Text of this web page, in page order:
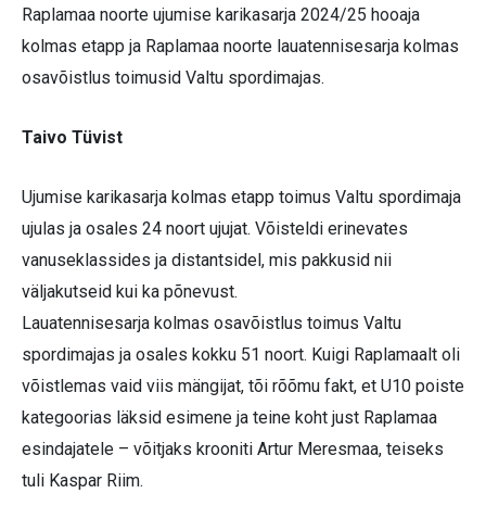
Raplamaa noorte ujumise karikasarja 2024/25 hooaja
kolmas etapp ja Raplamaa noorte lauatennisesarja kolmas
osavõistlus toimusid Valtu spordimajas.
Taivo Tüvist
Ujumise karikasarja kolmas etapp toimus Valtu spordimaja
ujulas ja osales 24 noort ujujat. Võisteldi erinevates
vanuseklassides ja distantsidel, mis pakkusid nii
väljakutseid kui ka põnevust.
Lauatennisesarja kolmas osavõistlus toimus Valtu
spordimajas ja osales kokku 51 noort. Kuigi Raplamaalt oli
võistlemas vaid viis mängijat, tõi rõõmu fakt, et U10 poiste
kategoorias läksid esimene ja teine koht just Raplamaa
esindajatele – võitjaks krooniti Artur Meresmaa, teiseks
tuli Kaspar Riim.